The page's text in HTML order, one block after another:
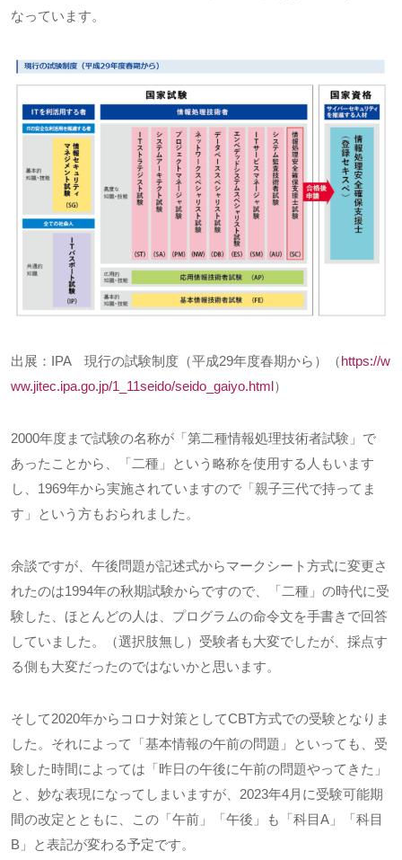
なっています。
出展： IPA現行の試験制度（平成29年度春期から）（https://w
ww.jitec.ipa.go.jp/1_11seido/seido_gaiyo.html）
2000年度まで試験の名称が「第二種情報処理技術者試験」で
あったことから、「二種」という略称を使用する人もいます
し、 1969年から実施されていますので「親子三代で持ってま
す」という方もおられました。
余談ですが、午後問題が記述式からマークシート方式に変更さ
れたのは1994年の秋期試験からですので、「二種」の時代に受
験した、ほとんどの人は、プログラムの命令文を手書きで回答
していました。（選択肢無し）受験者も大変でしたが、採点す
る側も大変だったのではないかと思います。
そして2020年からコロナ対策としてCBT方式での受験となりま
した。それによって「基本情報の午前の問題」といっても、受
験した時間によっては「昨日の午後に午前の問題やってきた」
と、妙な表現になってしまいますが、 2023年4月に受験可能期
間の改定とともに、この「午前」「午後」も「科目A 」「科目
B 」と表記が変わる予定です。